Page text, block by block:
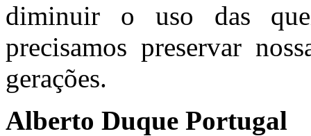
diminuir o uso das
precisamos preservar
gerações.
Alberto Duque Portugal